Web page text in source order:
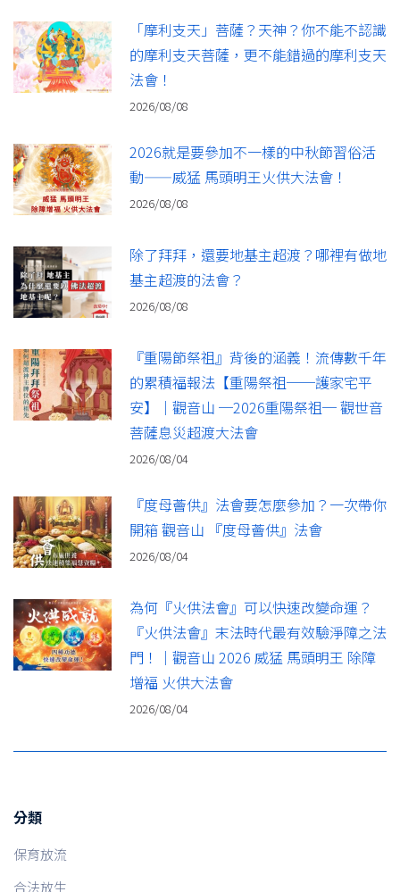
「摩利支天」菩薩？天神？你不能不認識
的摩利支天菩薩，更不能錯過的摩利支天
法會！
2026/08/08
2026就是要參加不一樣的中秋節習俗活
動——威猛 馬頭明王火供大法會！
2026/08/08
除了拜拜，還要地基主超渡？哪裡有做地
基主超渡的法會？
2026/08/08
『重陽節祭祖』背後的涵義！流傳數千年
的累積福報法【重陽祭祖──護家宅平
安】｜觀音山 ─2026重陽祭祖─ 觀世音
菩薩息災超渡大法會
2026/08/04
『度母薈供』法會要怎麼參加？一次帶你
開箱 觀音山 『度母薈供』法會
2026/08/04
為何『火供法會』可以快速改變命運？
『火供法會』末法時代最有效驗淨障之法
門！｜觀音山 2026 威猛 馬頭明王 除障
增福 火供大法會
2026/08/04
分類
保育放流
合法放生